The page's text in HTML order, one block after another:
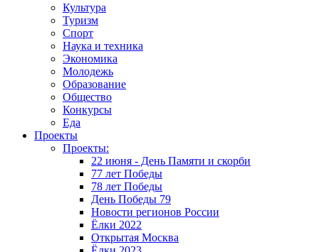
Культура
Туризм
Спорт
Наука и техника
Экономика
Молодежь
Образование
Общество
Конкурсы
Еда
Проекты
Проекты:
22 июня - День Памяти и скорби
77 лет Победы
78 лет Победы
День Победы 79
Новости регионов России
Ёлки 2022
Открытая Москва